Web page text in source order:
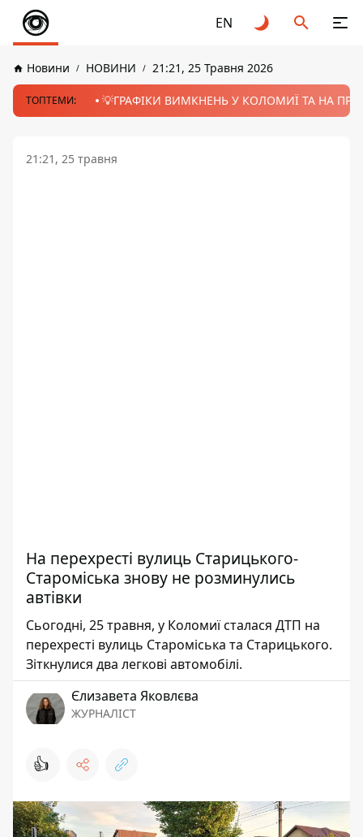
EN
Новини НОВИНИ 21:21, 25 Травня 2026
ТОПТЕМИ: 💡ГРАФІКИ ВИМКНЕНЬ У КОЛОМИЇ ТА НА
21:21, 25 травня
На перехресті вулиць Старицького-
Староміська знову не розминулись
автівки
Сьогодні, 25 травня, у Коломиї сталася ДТП на
перехресті вулиць Староміська та Старицького.
Зіткнулися два легкові автомобілі.
Єлизавета Яковлєва
ЖУРНАЛІСТ
👍